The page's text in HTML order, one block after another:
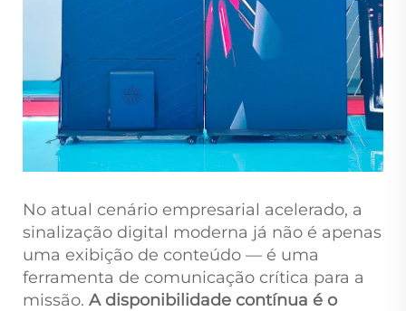
No atual cenário empresarial acelerado, a
sinalização digital moderna já não é apenas
uma exibição de conteúdo — é uma
ferramenta de comunicação crítica para a
missão. A disponibilidade contínua é o